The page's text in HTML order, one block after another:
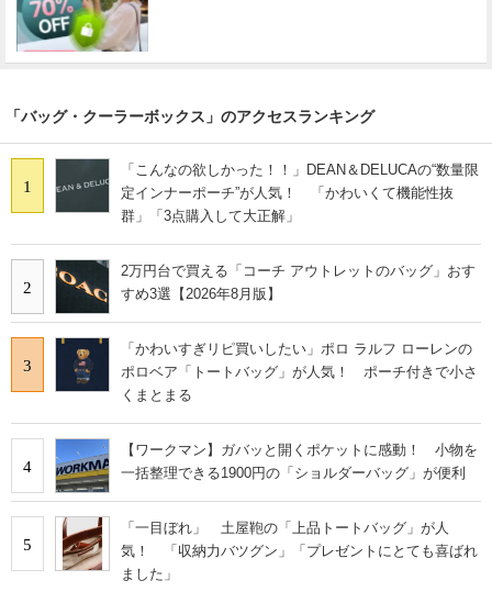
「バッグ・クーラーボックス」のアクセスランキング
1
「こんなの欲しかった！！」DEAN＆DELUCAの“数量限
定インナーポーチ”が人気！ 「かわいくて機能性抜
群」「3点購入して大正解」
2
2万円台で買える「コーチ アウトレットのバッグ」おす
すめ3選【2026年8月版】
3
「かわいすぎリピ買いしたい」ポロ ラルフ ローレンの
ポロベア「トートバッグ」が人気！ ポーチ付きで小さ
くまとまる
4
【ワークマン】ガバッと開くポケットに感動！ 小物を
一括整理できる1900円の「ショルダーバッグ」が便利
5
「一目ぼれ」 土屋鞄の「上品トートバッグ」が人
気！ 「収納力バツグン」「プレゼントにとても喜ばれ
ました」